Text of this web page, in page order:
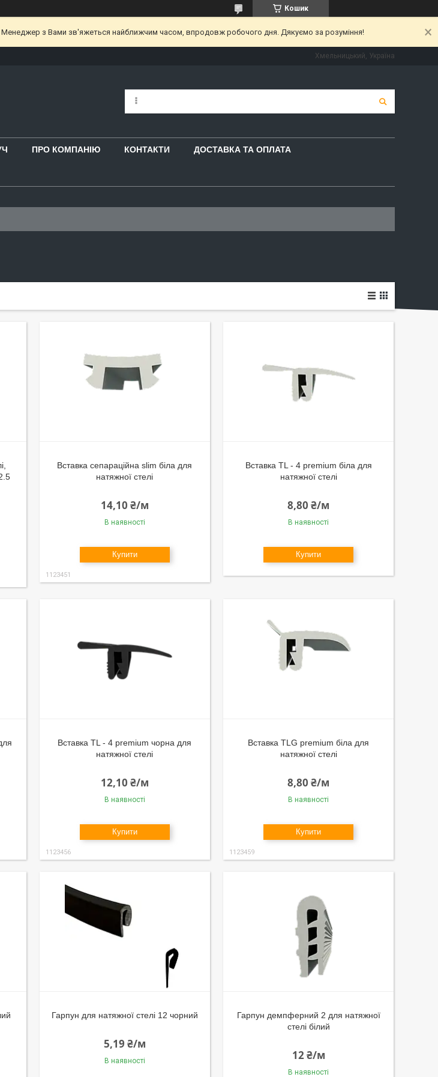
Кошик
з Вами зв'яжеться найближчим часом, впродовж робочого дня. Дякуємо за розуміння!
Хмельницький, Україна
ПРО КОМПАНІЮ КОНТАКТИ ДОСТАВКА ТА ОПЛАТА
Вставка сепараційна slim біла для
натяжної стелі
14,10 ₴/м
В наявності
Купити
1123451
Вставка TL - 4 premium біла для
натяжної стелі
8,80 ₴/м
В наявності
Купити
Вставка TL - 4 premium чорна для
натяжної стелі
12,10 ₴/м
В наявності
Купити
1123456
Вставка TLG premium біла для
натяжної стелі
8,80 ₴/м
В наявності
Купити
1123459
Гарпун для натяжної стелі 12 чорний
5,19 ₴/м
В наявності
Гарпун демпферний 2 для натяжної
стелі білий
12 ₴/м
В наявності